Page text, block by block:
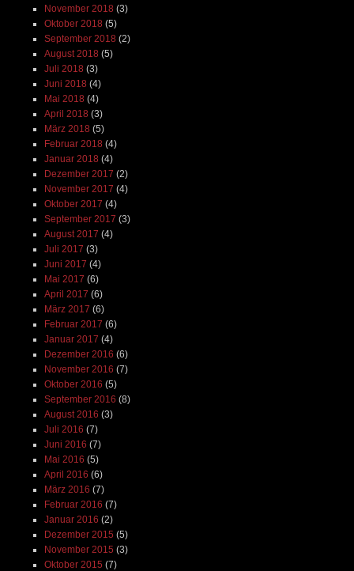
November 2018 (3)
Oktober 2018 (5)
September 2018 (2)
August 2018 (5)
Juli 2018 (3)
Juni 2018 (4)
Mai 2018 (4)
April 2018 (3)
März 2018 (5)
Februar 2018 (4)
Januar 2018 (4)
Dezember 2017 (2)
November 2017 (4)
Oktober 2017 (4)
September 2017 (3)
August 2017 (4)
Juli 2017 (3)
Juni 2017 (4)
Mai 2017 (6)
April 2017 (6)
März 2017 (6)
Februar 2017 (6)
Januar 2017 (4)
Dezember 2016 (6)
November 2016 (7)
Oktober 2016 (5)
September 2016 (8)
August 2016 (3)
Juli 2016 (7)
Juni 2016 (7)
Mai 2016 (5)
April 2016 (6)
März 2016 (7)
Februar 2016 (7)
Januar 2016 (2)
Dezember 2015 (5)
November 2015 (3)
Oktober 2015 (7)